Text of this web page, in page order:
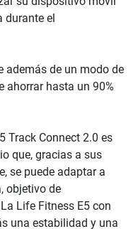
durante el
además de un modo de
ahorrar hasta un 90%
Track Connect 2.0 es
que, gracias a sus
se puede adaptar a
objetivo de
Life Fitness E5 con
una estabilidad y una